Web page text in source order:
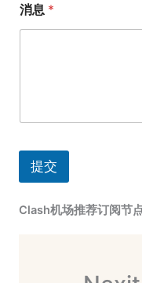
消息 *
提交
Clash机场推荐订阅节